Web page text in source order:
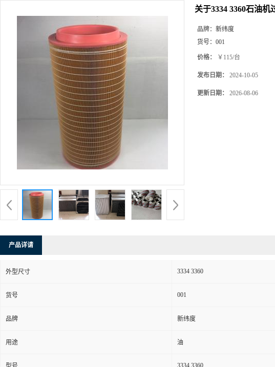
关于3334 3360石油
品牌： 新纬度
货号： 001
价格： ￥115/台
发布日期： 2024-10-05
更新日期： 2026-08-06
产品详请
外型尺寸 3334 3360
货号 001
品牌 新纬度
用途 油
3334 3360